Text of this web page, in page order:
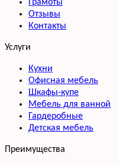
Грамоты
Отзывы
Контакты
Услуги
Кухни
Офисная мебель
Шкафы-купе
Мебель для ванной
Гардеробные
Детская мебель
Преимущества